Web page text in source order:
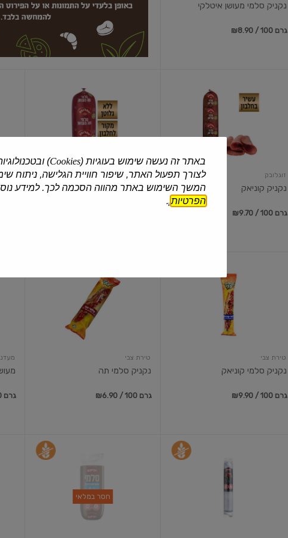
נקניק סלמי מעושן איטלקי
₪8.90 / 100 גרם
זוגלובק
נקניק קוניאק
₪9.70 / 100 גרם
זוגלובק
סלמי תה מעושן רחב
טירת צבי
נקניק סלמי קוניאק
₪9.90 / 100 גרם
סלמי
טירת צבי
נקניק סלמי תה
₪6.90 / 100 גרם ₪6.70 / 100 גרם
חסר במלאי
באתר זה נעשה שימוש בעוגיות (Cookies
)
לצורך תפעול האתר, שיפור חוויית הגלישה, ניתוח
המשך השימוש באתר מהווה הסכמה לכך. למידע
הפרטיות].